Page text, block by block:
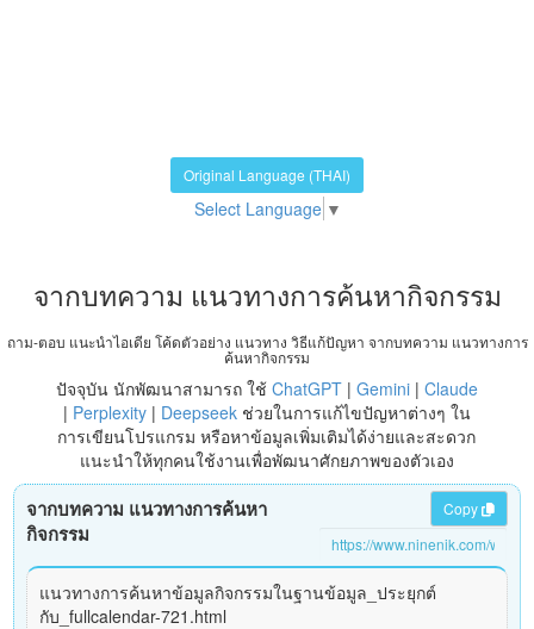
Original Language (THAI)
Select Language ▼
จากบทความ แนวทางการค้นหากิจกรรม
ถาม-ตอบ แนะนำไอเดีย โค้ดตัวอย่าง แนวทาง วิธีแก้ปัญหา จากบทความ แนวทางการ
ค้นหากิจกรรม
ปัจจุบัน นักพัฒนาสามารถ ใช้ ChatGPT| Gemini| Claude
| Perplexity| Deepseekช่วยในการแก้ไขปัญหาต่างๆ ใน
การเขียนโปรแกรม หรือหาข้อมูลเพิ่มเติมได้ง่ายและสะดวก
แนะนำให้ทุกคนใช้งานเพื่อพัฒนาศักยภาพของตัวเอง
จากบทความ แนวทางการค้นหา
กิจกรรม
Copy
แนวทางการค้นหาข้อมูลกิจกรรมในฐานข้อมูล_ประยุกต์
กับ_fullcalendar-721.html